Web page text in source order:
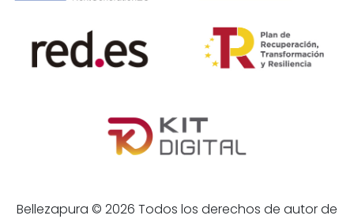
Bellezapura © 2026 Todos los derechos de autor de